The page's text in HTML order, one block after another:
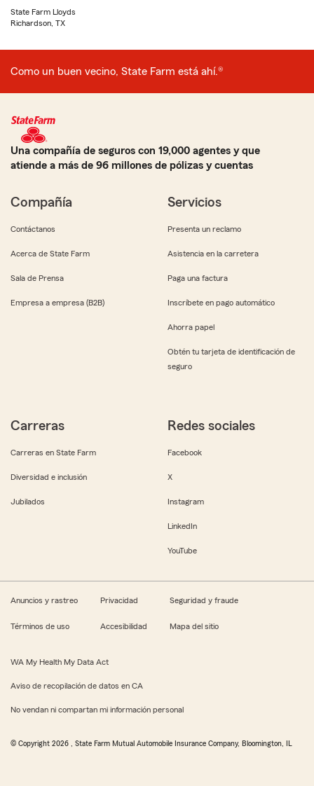
State Farm Lloyds
Richardson, TX
Como un buen vecino, State Farm está ahí.®
Una compañía de seguros con 19,000 agentes y que
atiende a más de 96 millones de pólizas y cuentas
Compañía
Contáctanos
Acerca de State Farm
Sala de Prensa
Empresa a empresa (B2B)
Servicios
Presenta un reclamo
Asistencia en la carretera
Paga una factura
Inscríbete en pago automático
Ahorra papel
Obtén tu tarjeta de identificación de
seguro
Carreras
Carreras en State Farm
Diversidad e inclusión
Jubilados
Redes sociales
Facebook
X
Instagram
LinkedIn
YouTube
Anuncios y rastreo Privacidad Seguridad y fraude
Términos de uso Accesibilidad Mapa del sitio
WA My Health My Data Act
Aviso de recopilación de datos en CA
No vendan ni compartan mi información personal
© Copyright 2026 , State Farm Mutual Automobile Insurance Company, Bloomington, IL